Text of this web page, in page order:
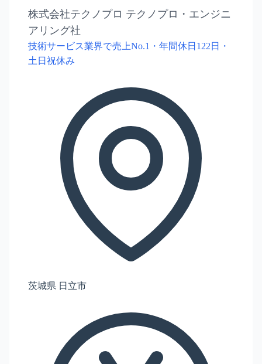
株式会社テクノプロ テクノプロ・エンジニ
アリング社
技術サービス業界で売上No.1・年間休日122日・
土日祝休み
茨城県 日立市